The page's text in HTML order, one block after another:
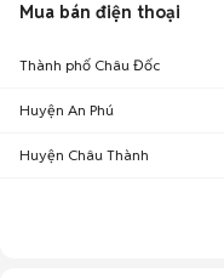
Mua bán điện thoại
Thành phố Châu Đốc
Huyện An Phú
Huyện Châu Thành